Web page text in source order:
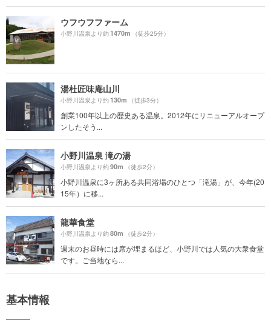
ウフウフファーム
小野川温泉より約1470m （徒歩25分）
湯杜匠味庵山川
小野川温泉より約130m （徒歩3分）
創業100年以上の歴史ある温泉。2012年にリニューアルオープ
ンしたそう...
小野川温泉 滝の湯
小野川温泉より約90m （徒歩2分）
小野川温泉に3ヶ所ある共同浴場のひとつ「滝湯」が、今年(20
15年）に移...
龍華食堂
小野川温泉より約80m （徒歩2分）
週末のお昼時には席が埋まるほど、小野川では人気の大衆食堂
です。ご当地なら...
基本情報